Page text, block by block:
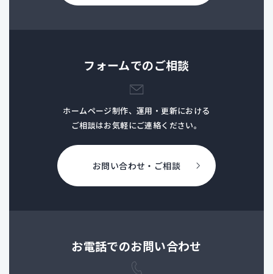
フォームでのご相談
ホームページ制作、運用・更新における
ご相談はお気軽にご連絡ください。
お問い合わせ・ご相談
お電話でのお問い合わせ